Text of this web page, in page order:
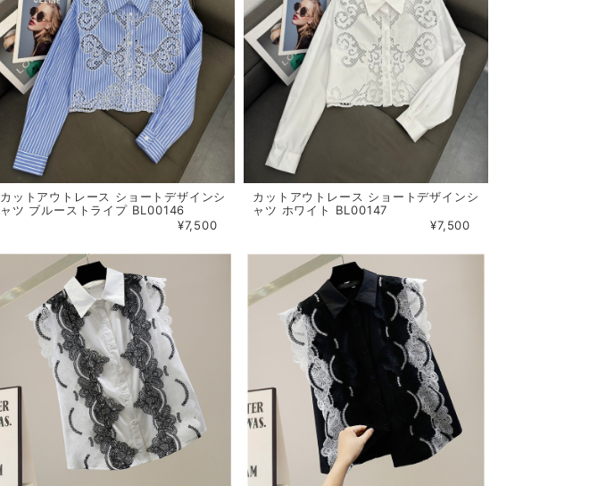
カットアウトレース ショートデザインシ
ャツ ブルーストライプ BL00146
¥7,500
カットアウトレース ショートデザインシ
ャツ ホワイト BL00147
¥7,500